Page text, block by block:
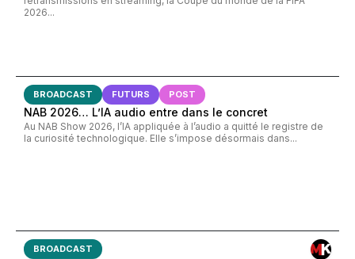
2026...
BROADCAST FUTURS POST
NAB 2026… L’IA audio entre dans le concret
Au NAB Show 2026, l’IA appliquée à l’audio a quitté le registre de
la curiosité technologique. Elle s’impose désormais dans...
BROADCAST